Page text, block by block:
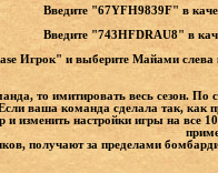
Введите "67YFH9839F" в
Введите "743HFDRAU8" в
Игрок" и выберите Майами
то имитировать весь сезон.
ваша команда сделала так, как
и изменить настройки игры на
получают за пределами